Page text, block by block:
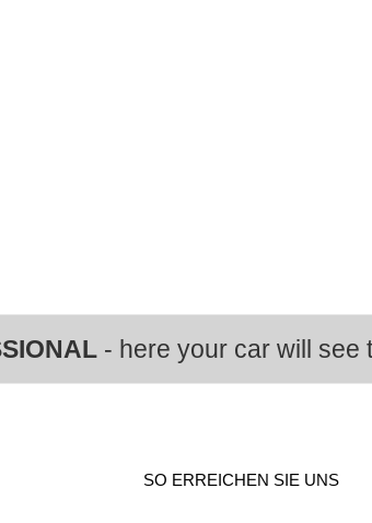
- here your car will see
SO ERREICHEN SIE UNS